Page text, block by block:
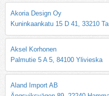
Akoria Design Oy
Kuninkaankatu 15 D 41, 33210
Aksel Korhonen
Palmutie 5 A 5, 84100 Ylivieska
Aland Import AB